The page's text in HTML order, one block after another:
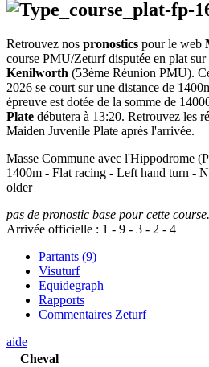
Retrouvez nos pronostics pour le web
course PMU/Zeturf disputée en plat sur
Kenilworth (53ème Réunion PMU).
2026 se court sur une distance de
épreuve est dotée de la somme de
Plate débutera à 13:20. Retrouvez les
Maiden Juvenile Plate après l'arrivée.
Masse Commune avec l'Hippodrome
1400m - Flat racing - Left hand turn -
older
pas de pronostic base pour cette course.
Arrivée officielle : 1 - 9 - 3 - 2 - 4
Partants (9)
Visuturf
Equidegraph
Rapports
Commentaires Zeturf
aide
Cheval